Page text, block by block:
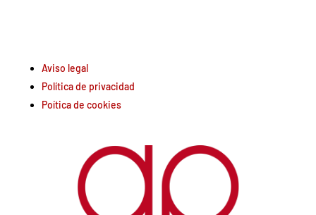
Aviso legal
Política de privacidad
Poítica de cookies